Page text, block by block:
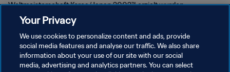
Weltmeisterschaft Korea/Japan 2002™ erzielt wurden.
DATENSCHUTZ
Your Privacy
We use cookies to personalize content and ads, provide
social media features and analyse our traffic. We also share
information about your use of our site with our social
media, advertising and analytics partners. You can select